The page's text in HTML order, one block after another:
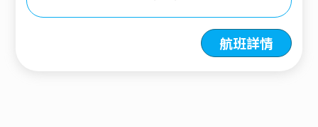
航班詳情